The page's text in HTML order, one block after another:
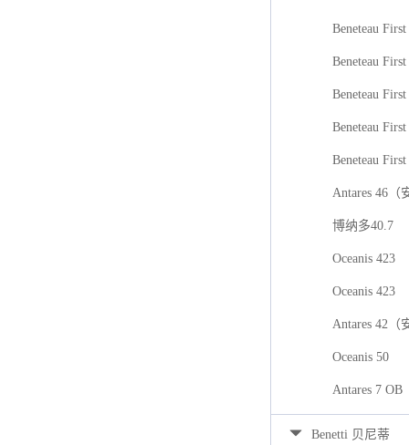
Beneteau
Beneteau
Beneteau
Beneteau
Beneteau
Antares 46（
博纳多40.7
Oceanis 423
Oceanis 423
Antares 42（
Oceanis 50
Antares 7 OB
Benetti 贝尼蒂